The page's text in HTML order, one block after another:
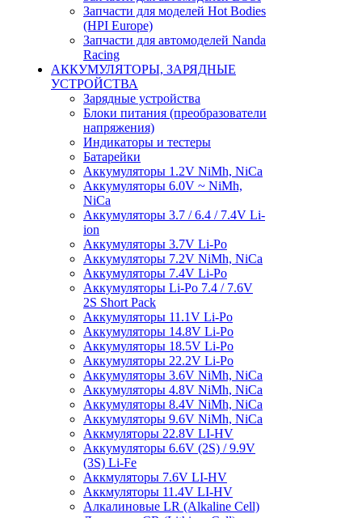
Запчасти для моделей Hot Bodies
(HPI Europe)
Запчасти для автомоделей Nanda
Racing
АККУМУЛЯТОРЫ, ЗАРЯДНЫЕ
УСТРОЙСТВА
Зарядные устройства
Блоки питания (преобразователи
напряжения)
Индикаторы и тестеры
Батарейки
Аккумуляторы 1.2V NiMh, NiCa
Аккумуляторы 6.0V ~ NiMh,
NiCa
Аккумуляторы 3.7 / 6.4 / 7.4V Li-
ion
Аккумуляторы 3.7V Li-Po
Аккумуляторы 7.2V NiMh, NiCa
Аккумуляторы 7.4V Li-Po
Аккумуляторы Li-Po 7.4 / 7.6V
2S Short Pack
Аккумуляторы 11.1V Li-Po
Аккумуляторы 14.8V Li-Po
Аккумуляторы 18.5V Li-Po
Аккумуляторы 22.2V Li-Po
Аккумуляторы 3.6V NiMh, NiCa
Аккумуляторы 4.8V NiMh, NiCa
Аккумуляторы 8.4V NiMh, NiCa
Аккумуляторы 9.6V NiMh, NiCa
Аккмуляторы 22.8V LI-HV
Аккумуляторы 6.6V (2S) / 9.9V
(3S) Li-Fe
Аккмуляторы 7.6V LI-HV
Аккмуляторы 11.4V LI-HV
Алкалиновые LR (Alkaline Cell)